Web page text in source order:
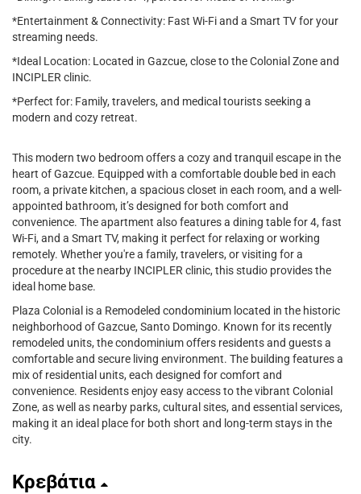
*Entertainment & Connectivity: Fast Wi-Fi and a Smart TV for your
streaming needs.
*Ideal Location: Located in Gazcue, close to the Colonial Zone and
INCIPLER clinic.
*Perfect for: Family, travelers, and medical tourists seeking a
modern and cozy retreat.
This modern two bedroom offers a cozy and tranquil escape in the
heart of Gazcue. Equipped with a comfortable double bed in each
room, a private kitchen, a spacious closet in each room, and a well-
appointed bathroom, it’s designed for both comfort and
convenience. The apartment also features a dining table for 4, fast
Wi-Fi, and a Smart TV, making it perfect for relaxing or working
remotely. Whether you're a family, travelers, or visiting for a
procedure at the nearby INCIPLER clinic, this studio provides the
ideal home base.
Plaza Colonial is a Remodeled condominium located in the historic
neighborhood of Gazcue, Santo Domingo. Known for its recently
remodeled units, the condominium offers residents and guests a
comfortable and secure living environment. The building features a
mix of residential units, each designed for comfort and
convenience. Residents enjoy easy access to the vibrant Colonial
Zone, as well as nearby parks, cultural sites, and essential services,
making it an ideal place for both short and long-term stays in the
city.
Κρεβάτια